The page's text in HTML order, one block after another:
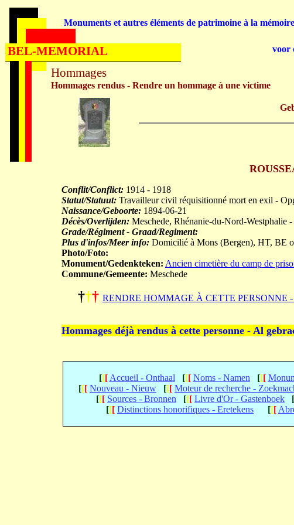
Conflit/Conflict: 1914 - 1918
Statut/Statuut: Travailleur civil réquisitionné mort en exil -
Naissance/Geboorte: 1894-06-21
Décès/Overlijden: Meschede, Rhénanie-du-Nord-
Grade/Régiment - Graad/Regiment:
Plus d'infos/Meer info: Domicilié à Mons (Bergen), HT, BE
Photo/Foto:
Monument/Gedenkteken: Ancien cimetière du camp de
Commune/Gemeente: Meschede
††† RENDRE HOMMAGE À CETTE PERSONNE
Hommages déjà rendus à cette personne - Al
[[[ Accueil - Onthaal [[[ Noms - Namen [[[
[[[ Nouveau - Nieuw [[[ Moteur de recherche -
[[[ Sources - Bronnen [[[ Livre d'Or - Gastenboek [
[[[ Distinctions honorifiques - Eretekens [[[
Hommages
Hommages rendus - Rendre un hommage à une victime
Monuments et autres éléments de patrimoine à la
voor
BEL-MEMORIAL